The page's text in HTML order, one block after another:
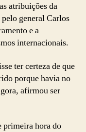
atribuições da
general Carlos
e a
internacionais.
ter certeza de que
porque havia no
afirmou ser
primeira hora do